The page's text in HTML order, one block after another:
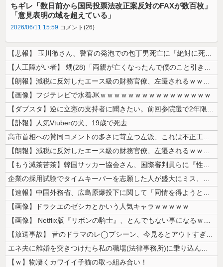
ちギレ「数日前から国民投票法改正案反対のFAXが数百枚」
「意見表明の域を超えている」
2026/06/11 15:59 コメント(26)
【悲報】 玉川徹さん、警官の発泡での包丁男死亡に「絶対に死刑にならない...
【人工障がい者】 甥(28)「両親が亡くなったんで僕のこと引き取ってほ...
【朗報】減税に反対したエース級の財務官僚、左遷されるｗｗｗｗｗｗ
【画像】フジテレビで水着JKｗｗｗｗｗｗｗｗｗｗｗｗｗｗｗｗ
【ダブスタ】逆に立憲の支持者に聞きたい。前回参院選で2年限定の食料品減...
【訃報】人気Vtuberの犬、19歳で死去
高市首相への賛同コメントの多さに苛立つ左派、これは不正工作に違いない！...
【朗報】減税に反対したエース級の財務官僚、左遷されるｗｗｗｗｗｗ
【もう滅茶苦茶】韓国サッカー協会さん、国際審判員らに『性接待』をしてい...
企業の採用試験でタイムキーパーを志願した人が盛大にミス、グループは険悪...
【速報】中国外務省、広島原爆投下に関して「同情を得ようと核被害者の立場...
【画像】ドラクエのゼシカとかいう人気キャラｗｗｗｗｗ
【画像】 Netflix版『リボンの騎士』、とんでもない事になるｗｗｗ...
【放送事故】 昔のドラマのレ◯プシーン、今見るとアウトすぎる・・・
エネ夫に離婚を突きつけたら私の職場(法律事務所)に乗り込んできた 堂々...
【ｗ】物凄くカワイイ子猫の取っ組み合い！